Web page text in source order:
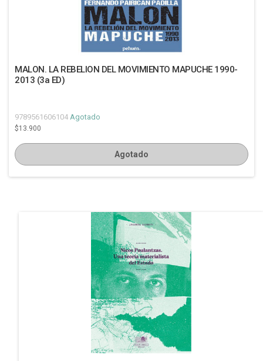
MALON. LA REBELION DEL MOVIMIENTO MAPUCHE 1990-
2013 (3a ED)
9789561606104 Agotado
$13.900
Agotado